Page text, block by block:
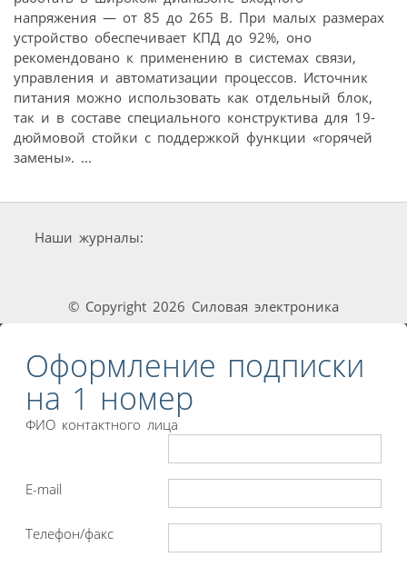
напряжения — от 85 до 265 В. При малых размерах
устройство обеспечивает КПД до 92%, оно
рекомендовано к применению в системах связи,
управления и автоматизации процессов. Источник
питания можно использовать как отдельный блок,
так и в составе специального конструктива для 19-
дюймовой стойки с поддержкой функции «горячей
замены». ...
Наши журналы:
© Copyright 2026 Силовая электроника
Оформление подписки
на 1 номер
ФИО контактного лица
E-mail
Телефон/факс